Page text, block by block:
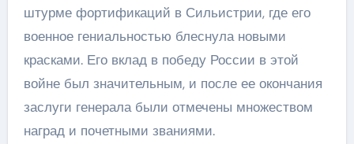
штурме фортификаций в Сильистрии, где его
военное гениальностью блеснула новыми
красками. Его вклад в победу России в этой
войне был значительным, и после ее окончания
заслуги генерала были отмечены множеством
наград и почетными званиями.